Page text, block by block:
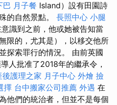
巴 月子餐 Island）設有田園詩
的自然景點。 長照中心 小腿
識到之前，他或她被告知當
限的，尤其是），以移交他所
探索罪行的情況。 由前英國
人批准了2018年的繼承令，
後護理之家 月子中心 外燴 撿
擇 台中搬家公司推薦 外遇 在
他們的統治者，但並不是每個